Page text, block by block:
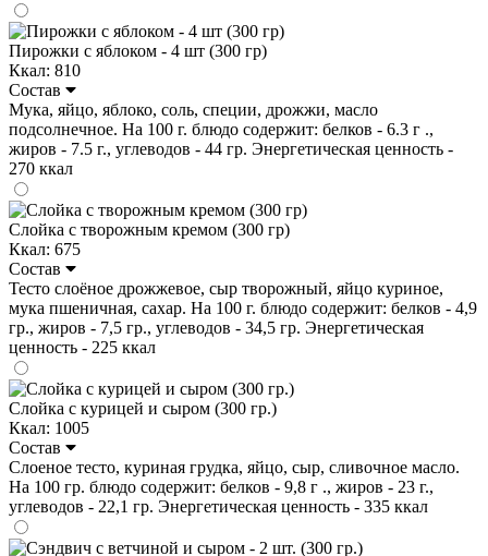
Пирожки с яблоком - 4 шт (300 гр)
Ккал: 810
Состав
Мука, яйцо, яблоко, соль, специи, дрожжи, масло
подсолнечное. На 100 г. блюдо содержит: белков - 6.3 г .,
жиров - 7.5 г., углеводов - 44 гр. Энергетическая ценность -
270 ккал
Слойка с творожным кремом (300 гр)
Ккал: 675
Состав
Тесто слоёное дрожжевое, сыр творожный, яйцо куриное,
мука пшеничная, сахар. На 100 г. блюдо содержит: белков - 4,9
гр., жиров - 7,5 гр., углеводов - 34,5 гр. Энергетическая
ценность - 225 ккал
Слойка с курицей и сыром (300 гр.)
Ккал: 1005
Состав
Слоеное тесто, куриная грудка, яйцо, сыр, сливочное масло.
На 100 гр. блюдо содержит: белков - 9,8 г ., жиров - 23 г.,
углеводов - 22,1 гр. Энергетическая ценность - 335 ккал